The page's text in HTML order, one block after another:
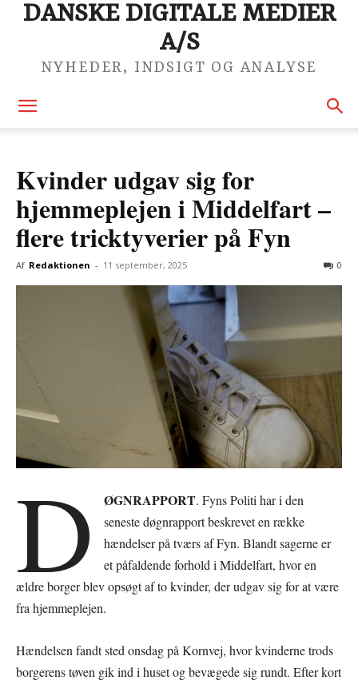
DANSKE DIGITALE MEDIER
A/S
NYHEDER, INDSIGT OG ANALYSE
Kvinder udgav sig for
hjemmeplejen i Middelfart –
flere tricktyverier på Fyn
Af Redaktionen - 11 september, 2025 0
D ØGNRAPPORT. Fyns Politi har i den
seneste døgnrapport beskrevet en række
hændelser på tværs af Fyn. Blandt sagerne er
et påfaldende forhold i Middelfart, hvor en
ældre borger blev opsøgt af to kvinder, der udgav sig for at være
fra hjemmeplejen.
Hændelsen fandt sted onsdag på Kornvej, hvor kvinderne trods
borgerens tøven gik ind i huset og bevægede sig rundt. Efter kort